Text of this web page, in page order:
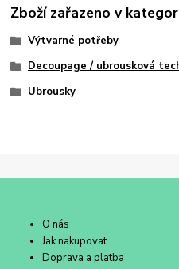
Zboží zařazeno v
Výtvarné potřeby
Decoupage / ubrousková
Ubrousky
O nás
Jak nakupovat
Doprava a platba